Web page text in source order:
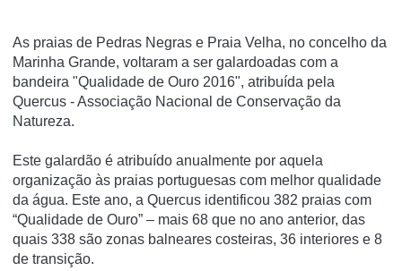
As praias de Pedras Negras e Praia Velha, no concelho da
Marinha Grande, voltaram a ser galardoadas com a
bandeira "Qualidade de Ouro 2016", atribuída pela
Quercus - Associação Nacional de Conservação da
Natureza.
Este galardão é atribuído anualmente por aquela
organização às praias portuguesas com melhor qualidade
da água. Este ano, a Quercus identificou 382 praias com
“Qualidade de Ouro” – mais 68 que no ano anterior, das
quais 338 são zonas balneares costeiras, 36 interiores e 8
de transição.